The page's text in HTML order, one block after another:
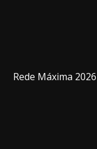
Rede Máxima